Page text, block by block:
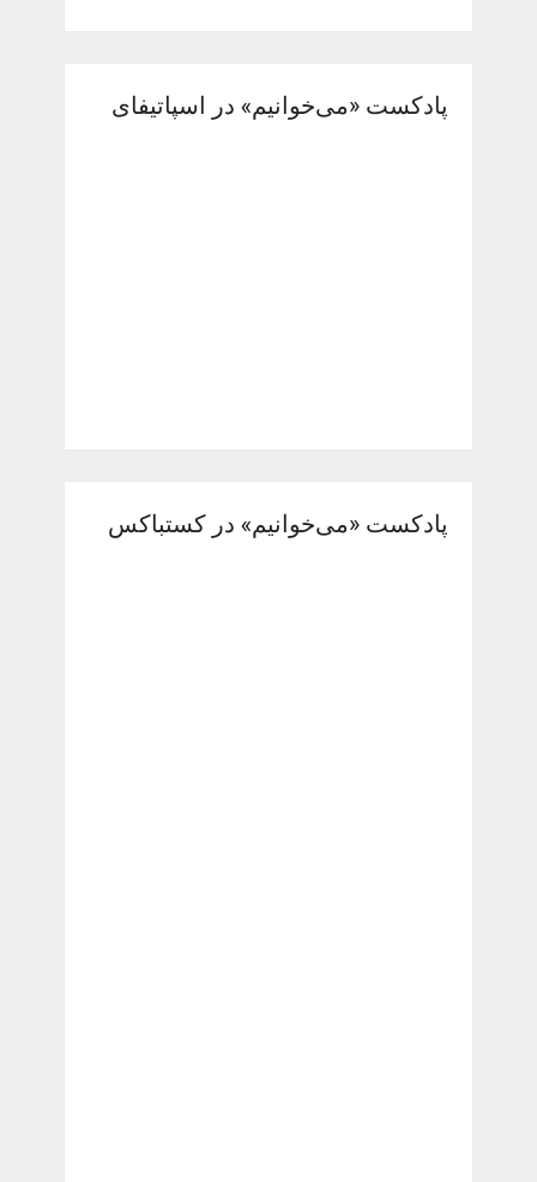
پادکست «می‌خوانیم» در اسپاتیفای
پادکست «می‌خوانیم» در کستباکس